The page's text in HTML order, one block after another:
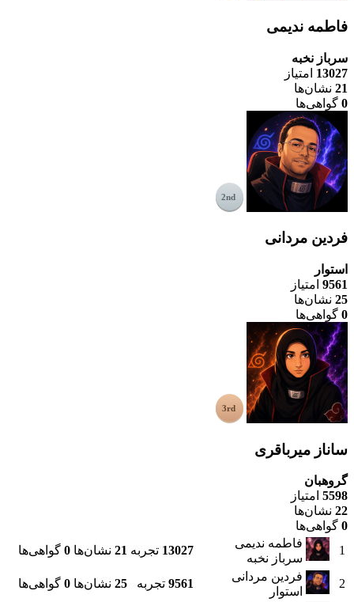
فاطمه ندیمی
سرباز نخبه
13027 امتیاز
21 نشان‌ها
0 گواهی‌ها
فردین مردانی
استوار
9561 امتیاز
25 نشان‌ها
0 گواهی‌ها
ساناز میرباقری
گروهبان
5598 امتیاز
22 نشان‌ها
0 گواهی‌ها
1
فاطمه ندیمی
سرباز نخبه
13027 تجربه 21 نشان‌ها 0 گواهی‌ها
2
فردین مردانی
استوار
9561 تجربه 25 نشان‌ها 0 گواهی‌ها